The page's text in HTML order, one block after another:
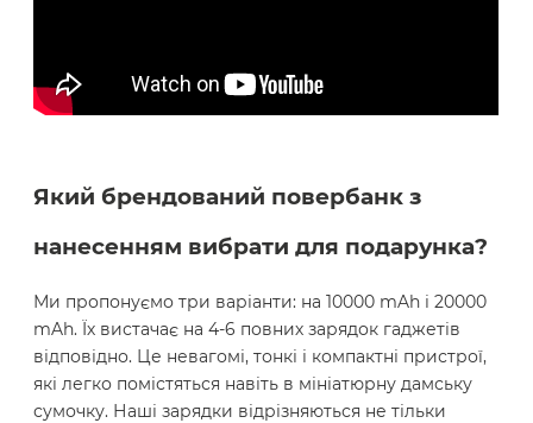
Який брендований повербанк з
нанесенням вибрати для подарунка?
Ми пропонуємо три варіанти: на 10000 mAh і 20000
mAh. Їх вистачає на 4-6 повних зарядок гаджетів
відповідно. Це невагомі, тонкі і компактні пристрої,
які легко помістяться навіть в мініатюрну дамську
сумочку. Наші зарядки відрізняються не тільки